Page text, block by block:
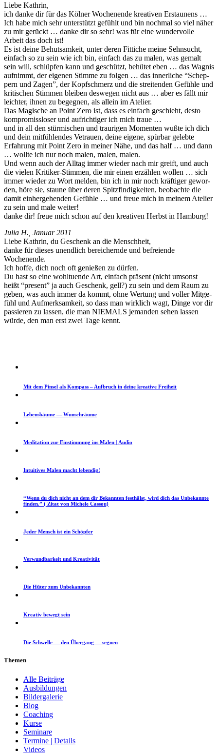
Liebe Kathrin,
ich danke dir für das Köl­ner Woch­enende kreativ­en Erstaunens …
Ich habe mich sehr unter­stützt gefühlt und bin nochmal so viel näher
zu mir gerückt … danke dir so sehr! was für eine wun­der­volle
Arbeit das doch ist!
Es ist deine Behut­samkeit, unter deren Fit­tiche meine Sehn­sucht,
ein­fach so zu sein wie ich bin, ein­fach das zu malen, was gemalt
sein will, schlüpfen kann und geschützt, behütet eben … das Wag­nis
aufn­immt, der eige­nen Stimme zu fol­gen … das inner­liche “Schep­
pern und Zagen”, der Kopf­schmerz und die stre­i­t­en­den Gefüh­le und
kri­tis­chen Stim­men bleiben deswe­gen nicht aus … aber es fällt mir
leichter, ihnen zu begeg­nen, als allein im Atelier.
Das Magis­che an Point Zero ist, dass es ein­fach geschieht, desto
kom­pro­miss­los­er und aufrichtiger ich mich traue …
und in all den stür­mis­chen und trau­ri­gen Momenten wußte ich dich
und dein mit­füh­len­des Vetrauen, deine eigene, spür­bar gelebte
Erfahrung mit Point Zero in mein­er Nähe, und das half … und dann
… wollte ich nur noch malen, malen, malen.
Und wenn auch der All­t­ag immer wieder nach mir greift, und auch
die vie­len Kri­tik­er-Stim­men, die mir einen erzählen wollen … sich
immer wieder zu Wort melden, bin ich in mir noch kräftiger gewor­
den, höre sie, staune über deren Spitzfind­igkeit­en, beobachte die
damit ein­herge­hen­den Gefüh­le … und freue mich in meinem Ate­lier
zu sein und male weiter!
danke dir! freue mich schon auf den kreativ­en Herb­st in Hamburg!
Julia H., Jan­u­ar 2011
Liebe Kathrin, du Geschenk an die Menschheit,
danke für dieses unendlich bere­ich­ernde und befreiende
Wochenende.
Ich hoffe, dich noch oft genießen zu dürfen.
Du hast so eine wohltuende Art, ein­fach präsent (nicht umson­st
heißt “present” ja auch Geschenk, gell?) zu sein und dem Raum zu
geben, was auch immer da kommt, ohne Wer­tung und voller Mit­ge­
fühl und Aufmerk­samkeit, so dass man wirk­lich wagt, Dinge vor dir
passieren zu lassen, die man NIEMALS jeman­den sehen lassen
würde, den man erst zwei Tage kennt.
Mit dem Pin­sel als Kom­pass – Auf­bruch in deine kreative Freiheit
Lebens­bäume — Wunschräume
Med­i­ta­tion zur Ein­stim­mung ins Malen | Audio
Intu­itives Malen macht lebendig!
“Wenn du dich nicht an dem dir Bekan­nten fes­thälst, wird dich das Unbekan­nte
find­en.” ( Zitat von Michele Cassou)
Jed­er Men­sch ist ein Schöpfer
Ver­wund­barkeit und Kreativität
Die Hüter zum Unbekannten
Kreativ bewegt sein
Die Schwelle — den Über­gang — segnen
The­men
Alle Beiträge
Ausbildungen
Bildergalerie
Blog
Coaching
Kurse
Seminare
Termine | Details
Videos